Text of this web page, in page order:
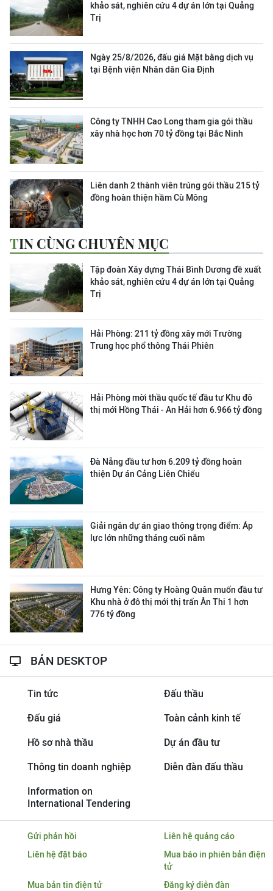
khảo sát, nghiên cứu 4 dự án lớn tại Quảng
Trị
Ngày 25/8/2026, đấu giá Mặt bằng dịch vụ
tại Bệnh viện Nhân dân Gia Định
Công ty TNHH Cao Long tham gia gói thầu
xây nhà học hơn 70 tỷ đồng tại Bắc Ninh
Liên danh 2 thành viên trúng gói thầu 215 tỷ
đồng hoàn thiện hầm Cù Mông
TIN CÙNG CHUYÊN MỤC
Tập đoàn Xây dựng Thái Bình Dương đề xuất
khảo sát, nghiên cứu 4 dự án lớn tại Quảng
Trị
Hải Phòng: 211 tỷ đồng xây mới Trường
Trung học phổ thông Thái Phiên
Hải Phòng mời thầu quốc tế đầu tư Khu đô
thị mới Hồng Thái - An Hải hơn 6.966 tỷ đồng
Đà Nẵng đầu tư hơn 6.209 tỷ đồng hoàn
thiện Dự án Cảng Liên Chiểu
Giải ngân dự án giao thông trọng điểm: Áp
lực lớn những tháng cuối năm
Hưng Yên: Công ty Hoàng Quân muốn đầu tư
Khu nhà ở đô thị mới thị trấn Ân Thi 1 hơn
776 tỷ đồng
BẢN DESKTOP
Tin tức Đấu thầu
Đấu giá Toàn cảnh kinh tế
Hồ sơ nhà thầu Dự án đầu tư
Thông tin doanh nghiệp Diễn đàn đấu thầu
Information on
International Tendering
Gửi phản hồi
Liên hệ quảng cáo
Liên hệ đặt báo
Mua báo in phiên bản điện
tử
Mua bản tin điện tử
Đăng ký diễn đàn